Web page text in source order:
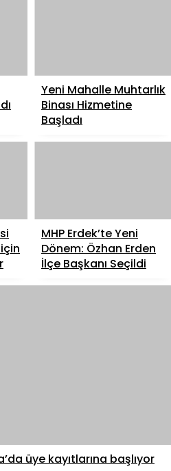
Yeni Mahalle Muhtarlık
Binası Hizmetine
Başladı
MHP Erdek’te Yeni
Dönem: Özhan Erden
İlçe Başkanı Seçildi
üye kayıtlarına başlıyor